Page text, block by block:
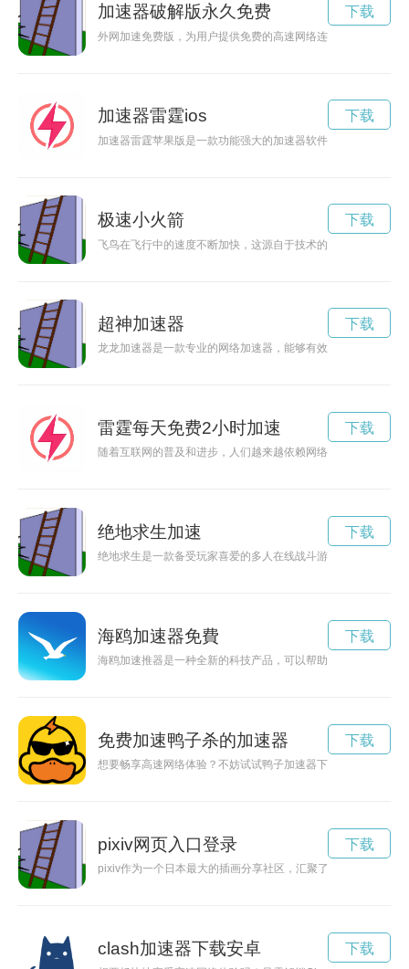
加速器破解版永久免费
外网加速免费版，为用户提供免费的高速网络连接服务，让用
下载
加速器雷霆ios
加速器雷霆苹果版是一款功能强大的加速器软件，在苹果设备
下载
极速小火箭
飞鸟在飞行中的速度不断加快，这源自于技术的不断进步和飞
下载
超神加速器
龙龙加速器是一款专业的网络加速器，能够有效提升网络速度
下载
雷霆每天免费2小时加速
随着互联网的普及和进步，人们越来越依赖网络进行工作、学
下载
绝地求生加速
绝地求生是一款备受玩家喜爱的多人在线战斗游戏，未来之役
下载
海鸥加速器免費
海鸥加速推器是一种全新的科技产品，可以帮助海鸥在飞行中
下载
免费加速鸭子杀的加速器
想要畅享高速网络体验？不妨试试鸭子加速器下载，帮助您解
下载
pixiv网页入口登录
pixiv作为一个日本最大的插画分享社区，汇聚了众多优秀的创
下载
clash加速器下载安卓 下载